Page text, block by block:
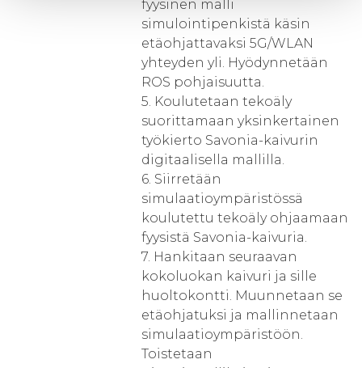
fyysinen malli
simulointipenkistä käsin
etäohjattavaksi 5G/WLAN
yhteyden yli. Hyödynnetään
ROS pohjaisuutta.
5. Koulutetaan tekoäly
suorittamaan yksinkertainen
työkierto Savonia-kaivurin
digitaalisella mallilla.
6. Siirretään
simulaatioympäristössä
koulutettu tekoäly ohjaamaan
fyysistä Savonia-kaivuria.
7. Hankitaan seuraavan
kokoluokan kaivuri ja sille
huoltokontti. Muunnetaan se
etäohjatuksi ja mallinnetaan
simulaatioympäristöön.
Toistetaan